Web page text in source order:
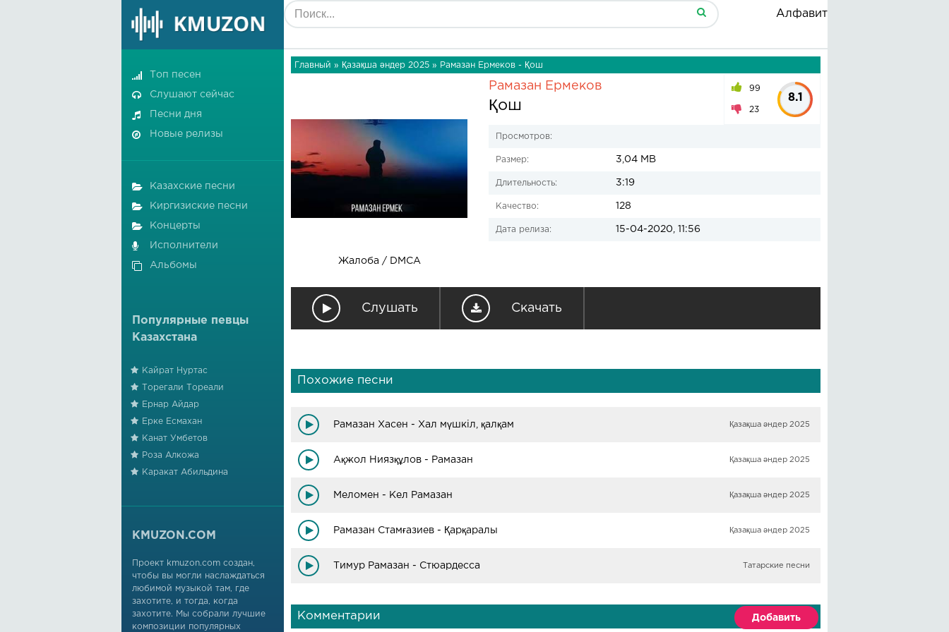
Алфавит
Главный » Қазақша әндер 2025 » Рамазан Ермеков - Қош
Жалоба / DMCA
Рамазан Ермеков
Қош
99
23
8.1
Просмотров:
Размер: 3,04 MB
Длительность: 3:19
Качество: 128
Дата релиза: 15-04-2020, 11:56
Слушать Скачать
Похожие песни
Рамазан Хасен - Хал мүшкіл, қалқам Қазақша әндер 2025
Ақжол Ниязқұлов - Рамазан Қазақша әндер 2025
Меломен - Кел Рамазан Қазақша әндер 2025
Рамазан Стамғазиев - Қарқаралы Қазақша әндер 2025
Тимур Рамазан - Стюардесса Татарские песни
Комментарии Добавить
Топ песен
Слушают сейчас
Песни дня
Новые релизы
Казахские песни
Киргизиские песни
Концерты
Исполнители
Альбомы
Популярные певцы
Казахстана
Кайрат Нуртас
Торегали Тореали
Ернар Айдар
Ерке Есмахан
Канат Умбетов
Роза Алкожа
Каракат Абильдина
KMUZON.COM
Проект kmuzon.com создан,
чтобы вы могли наслаждаться
любимой музыкой там, где
захотите, и тогда, когда
захотите. Мы собрали лучшие
композиции популярных